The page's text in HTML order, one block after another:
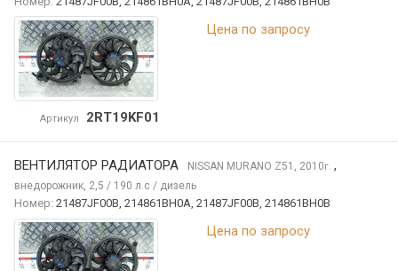
Артикул 2RT19KF01
Цена по запросу
ВЕНТИЛЯТОР РАДИАТОРА NISSAN MURANO Z51, 2010г. ,
внедорожник, 2,5 / 190 л.с / дизель
Номер: 21487JF00B, 214861BH0A, 21487JF00B, 214861BH0B
Цена по запросу